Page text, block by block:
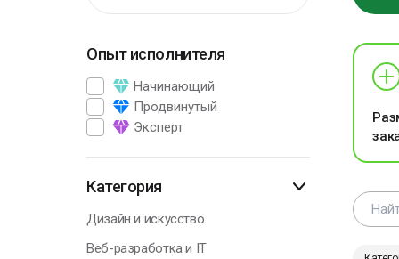
Опыт исполнителя
Начинающий
Продвинутый
Эксперт
Категория
Дизайн и искусство
Веб-разработка и IT